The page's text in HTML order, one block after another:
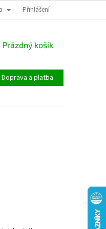
Přihlášení
NÁKUPNÍ
Prázdný košík
Doprava a platba